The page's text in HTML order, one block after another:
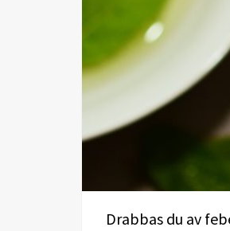
Drabbas du av